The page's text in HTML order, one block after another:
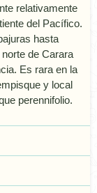
relativamente
del Pacífico.
hasta
de Carara
Es rara en la
y local
perennifolio.